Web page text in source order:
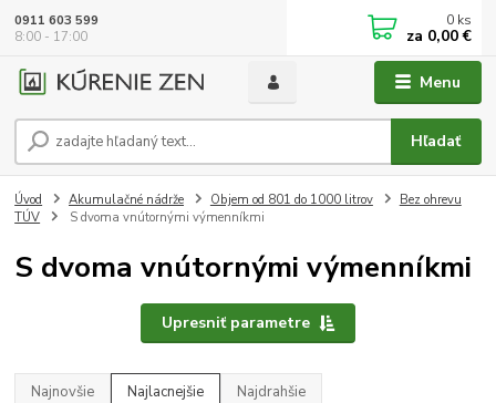
Menu
Hľadať
0911 603 599
8:00 - 17:00
0 ks
za 0,00 €
Úvod Akumulačné nádrže Objem od 801 do 1000 litrov
Bez ohrevu
TÚV
S dvoma vnútornými výmenníkmi
S dvoma vnútornými výmenníkmi
Upresniť parametre
Najnovšie Najlacnejšie Najdrahšie